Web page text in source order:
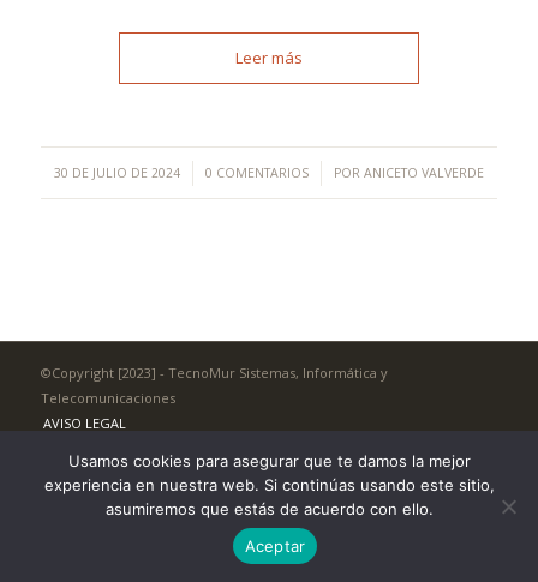
Leer más
30 DE JULIO DE 2024
/ 0 COMENTARIOS
/ POR ANICETO VALVERDE
©Copyright [2023] - TecnoMur Sistemas, Informática y
Telecomunicaciones
AVISO LEGAL
Usamos cookies para asegurar que te damos la mejor
experiencia en nuestra web. Si continúas usando este sitio,
asumiremos que estás de acuerdo con ello.
Aceptar